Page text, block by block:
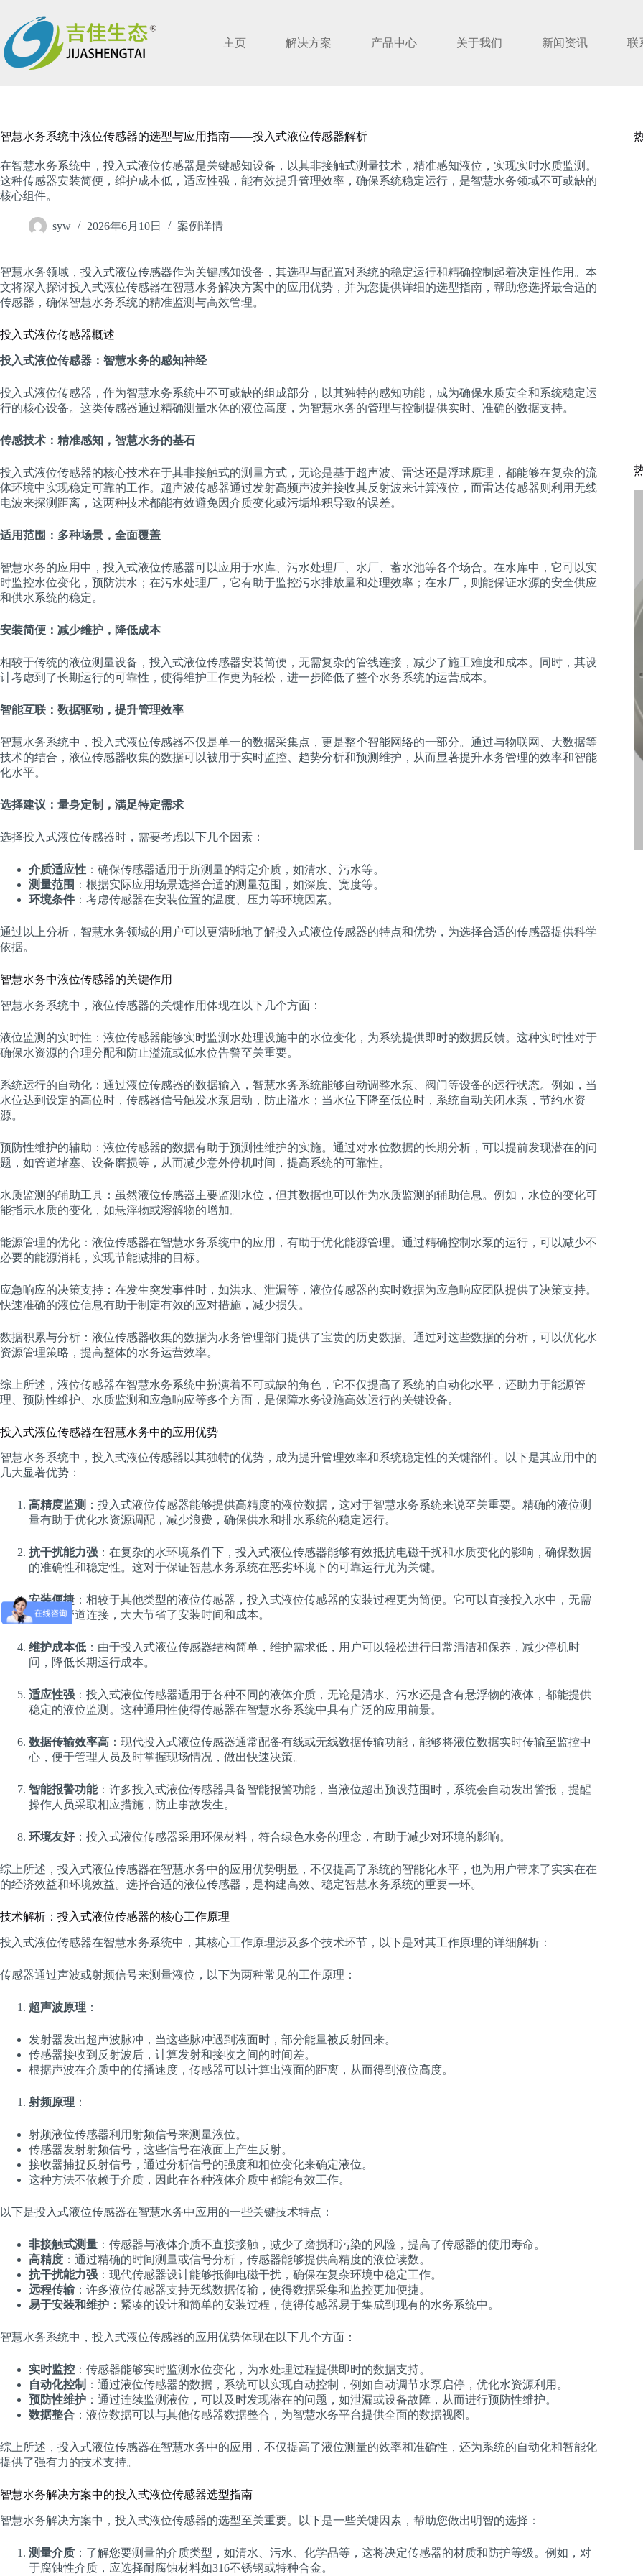
内
容
主页 解决方案 产品中心 关于我们 新闻资讯 联
智慧水务系统中液位传感器的选型与应用指南——投入式液位传感器解析
在智慧水务系统中，投入式液位传感器是关键感知设备，以其非接触式测量技术，精准感知液位，实现实时水质监测。
这种传感器安装简便，维护成本低，适应性强，能有效提升管理效率，确保系统稳定运行，是智慧水务领域不可或缺的
核心组件。
syw 2026年6月10日 案例详情
智慧水务领域，投入式液位传感器作为关键感知设备，其选型与配置对系统的稳定运行和精确控制起着决定性作用。本
文将深入探讨投入式液位传感器在智慧水务解决方案中的应用优势，并为您提供详细的选型指南，帮助您选择最合适的
传感器，确保智慧水务系统的精准监测与高效管理。
投入式液位传感器概述
投入式液位传感器：智慧水务的感知神经
投入式液位传感器，作为智慧水务系统中不可或缺的组成部分，以其独特的感知功能，成为确保水质安全和系统稳定运
行的核心设备。这类传感器通过精确测量水体的液位高度，为智慧水务的管理与控制提供实时、准确的数据支持。
传感技术：精准感知，智慧水务的基石
投入式液位传感器的核心技术在于其非接触式的测量方式，无论是基于超声波、雷达还是浮球原理，都能够在复杂的流
体环境中实现稳定可靠的工作。超声波传感器通过发射高频声波并接收其反射波来计算液位，而雷达传感器则利用无线
电波来探测距离，这两种技术都能有效避免因介质变化或污垢堆积导致的误差。
适用范围：多种场景，全面覆盖
智慧水务的应用中，投入式液位传感器可以应用于水库、污水处理厂、水厂、蓄水池等各个场合。在水库中，它可以实
时监控水位变化，预防洪水；在污水处理厂，它有助于监控污水排放量和处理效率；在水厂，则能保证水源的安全供应
和供水系统的稳定。
安装简便：减少维护，降低成本
相较于传统的液位测量设备，投入式液位传感器安装简便，无需复杂的管线连接，减少了施工难度和成本。同时，其设
计考虑到了长期运行的可靠性，使得维护工作更为轻松，进一步降低了整个水务系统的运营成本。
智能互联：数据驱动，提升管理效率
智慧水务系统中，投入式液位传感器不仅是单一的数据采集点，更是整个智能网络的一部分。通过与物联网、大数据等
技术的结合，液位传感器收集的数据可以被用于实时监控、趋势分析和预测维护，从而显著提升水务管理的效率和智能
化水平。
选择建议：量身定制，满足特定需求
选择投入式液位传感器时，需要考虑以下几个因素：
介质适应性 ：确保传感器适用于所测量的特定介质，如清水、污水等。
测量范围 ：根据实际应用场景选择合适的测量范围，如深度、宽度等。
环境条件：考虑传感器在安装位置的温度、压力等环境因素。
通过以上分析，智慧水务领域的用户可以更清晰地了解投入式液位传感器的特点和优势，为选择合适的传感器提供科学
依据。
智慧水务中液位传感器的关键作用
智慧水务系统中，液位传感器的关键作用体现在以下几个方面：
液位监测的实时性：液位传感器能够实时监测水处理设施中的水位变化，为系统提供即时的数据反馈。这种实时性对于
确保水资源的合理分配和防止溢流或低水位告警至关重要。
系统运行的自动化：通过液位传感器的数据输入，智慧水务系统能够自动调整水泵、阀门等设备的运行状态。例如，当
水位达到设定的高位时，传感器信号触发水泵启动，防止溢水；当水位下降至低位时，系统自动关闭水泵，节约水资
源。
预防性维护的辅助：液位传感器的数据有助于预测性维护的实施。通过对水位数据的长期分析，可以提前发现潜在的问
题，如管道堵塞、设备磨损等，从而减少意外停机时间，提高系统的可靠性。
水质监测的辅助工具：虽然液位传感器主要监测水位，但其数据也可以作为水质监测的辅助信息。例如，水位的变化可
能指示水质的变化，如悬浮物或溶解物的增加。
能源管理的优化：液位传感器在智慧水务系统中的应用，有助于优化能源管理。通过精确控制水泵的运行，可以减少不
必要的能源消耗，实现节能减排的目标。
应急响应的决策支持：在发生突发事件时，如洪水、泄漏等，液位传感器的实时数据为应急响应团队提供了决策支持。
快速准确的液位信息有助于制定有效的应对措施，减少损失。
数据积累与分析：液位传感器收集的数据为水务管理部门提供了宝贵的历史数据。通过对这些数据的分析，可以优化水
资源管理策略，提高整体的水务运营效率。
综上所述，液位传感器在智慧水务系统中扮演着不可或缺的角色，它不仅提高了系统的自动化水平，还助力于能源管
理、预防性维护、水质监测和应急响应等多个方面，是保障水务设施高效运行的关键设备。
投入式液位传感器在智慧水务中的应用优势
智慧水务系统中，投入式液位传感器以其独特的优势，成为提升管理效率和系统稳定性的关键部件。以下是其应用中的
几大显著优势：
高精度监测 ：投入式液位传感器能够提供高精度的液位数据，这对于智慧水务系统来说至关重要。精确的液位测
量有助于优化水资源调配，减少浪费，确保供水和排水系统的稳定运行。
抗干扰能力强 ：在复杂的水环境条件下，投入式液位传感器能够有效抵抗电磁干扰和水质变化的影响，确保数据
的准确性和稳定性。这对于保证智慧水务系统在恶劣环境下的可靠运行尤为关键。
安装便捷 ：相较于其他类型的液位传感器，投入式液位传感器的安装过程更为简便。它可以直接投入水中，无需
复杂的管道连接，大大节省了安装时间和成本。
维护成本低 ：由于投入式液位传感器结构简单，维护需求低，用户可以轻松进行日常清洁和保养，减少停机时
间，降低长期运行成本。
适应性强 ：投入式液位传感器适用于各种不同的液体介质，无论是清水、污水还是含有悬浮物的液体，都能提供
稳定的液位监测。这种通用性使得传感器在智慧水务系统中具有广泛的应用前景。
数据传输效率高 ：现代投入式液位传感器通常配备有线或无线数据传输功能，能够将液位数据实时传输至监控中
心，便于管理人员及时掌握现场情况，做出快速决策。
智能报警功能：许多投入式液位传感器具备智能报警功能，当液位超出预设范围时，系统会自动发出警报，提醒
操作人员采取相应措施，防止事故发生。
环境友好：投入式液位传感器采用环保材料，符合绿色水务的理念，有助于减少对环境的影响。
综上所述，投入式液位传感器在智慧水务中的应用优势明显，不仅提高了系统的智能化水平，也为用户带来了实实在在
的经济效益和环境效益。选择合适的液位传感器，是构建高效、稳定智慧水务系统的重要一环。
技术解析：投入式液位传感器的核心工作原理
投入式液位传感器在智慧水务系统中，其核心工作原理涉及多个技术环节，以下是对其工作原理的详细解析：
传感器通过声波或射频信号来测量液位，以下为两种常见的工作原理：
超声波原理 ：
发射器发出超声波脉冲，当这些脉冲遇到液面时，部分能量被反射回来。
传感器接收到反射波后，计算发射和接收之间的时间差。
根据声波在介质中的传播速度，传感器可以计算出液面的距离，从而得到液位高度。
射频原理 ：
射频液位传感器利用射频信号来测量液位。
传感器发射射频信号，这些信号在液面上产生反射。
接收器捕捉反射信号，通过分析信号的强度和相位变化来确定液位。
这种方法不依赖于介质，因此在各种液体介质中都能有效工作。
以下是投入式液位传感器在智慧水务中应用的一些关键技术特点：
非接触式测量 ：传感器与液体介质不直接接触，减少了磨损和污染的风险，提高了传感器的使用寿命。
高精度 ：通过精确的时间测量或信号分析，传感器能够提供高精度的液位读数。
抗干扰能力强 ：现代传感器设计能够抵御电磁干扰，确保在复杂环境中稳定工作。
远程传输 ：许多液位传感器支持无线数据传输，使得数据采集和监控更加便捷。
易于安装和维护 ：紧凑的设计和简单的安装过程，使得传感器易于集成到现有的水务系统中。
智慧水务系统中，投入式液位传感器的应用优势体现在以下几个方面：
实时监控 ：传感器能够实时监测水位变化，为水处理过程提供即时的数据支持。
自动化控制 ：通过液位传感器的数据，系统可以实现自动控制，例如自动调节水泵启停，优化水资源利用。
预防性维护 ：通过连续监测液位，可以及时发现潜在的问题，如泄漏或设备故障，从而进行预防性维护。
数据整合 ：液位数据可以与其他传感器数据整合，为智慧水务平台提供全面的数据视图。
综上所述，投入式液位传感器在智慧水务中的应用，不仅提高了液位测量的效率和准确性，还为系统的自动化和智能化
提供了强有力的技术支持。
智慧水务解决方案中的投入式液位传感器选型指南
智慧水务解决方案中，投入式液位传感器的选型至关重要。以下是一些关键因素，帮助您做出明智的选择：
测量介质 ：了解您要测量的介质类型，如清水、污水、化学品等，这将决定传感器的材质和防护等级。例如，对
于腐蚀性介质，应选择耐腐蚀材料如316不锈钢或特种合金。